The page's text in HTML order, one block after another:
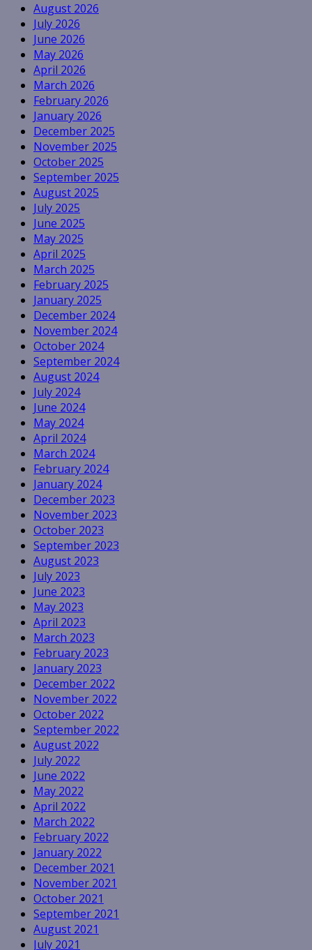
August 2026
July 2026
June 2026
May 2026
April 2026
March 2026
February 2026
January 2026
December 2025
November 2025
October 2025
September 2025
August 2025
July 2025
June 2025
May 2025
April 2025
March 2025
February 2025
January 2025
December 2024
November 2024
October 2024
September 2024
August 2024
July 2024
June 2024
May 2024
April 2024
March 2024
February 2024
January 2024
December 2023
November 2023
October 2023
September 2023
August 2023
July 2023
June 2023
May 2023
April 2023
March 2023
February 2023
January 2023
December 2022
November 2022
October 2022
September 2022
August 2022
July 2022
June 2022
May 2022
April 2022
March 2022
February 2022
January 2022
December 2021
November 2021
October 2021
September 2021
August 2021
July 2021